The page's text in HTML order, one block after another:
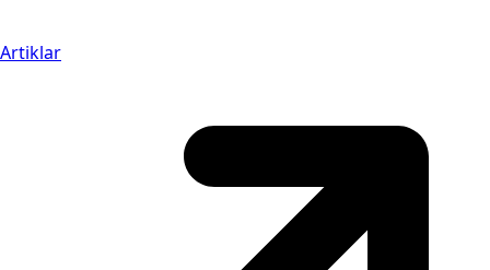
Artiklar